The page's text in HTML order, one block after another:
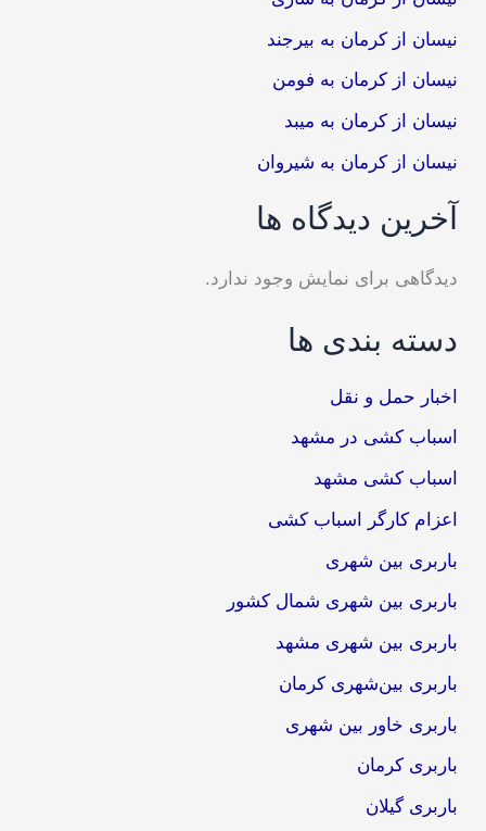
نیسان از کرمان به بیرجند
نیسان از کرمان به فومن
نیسان از کرمان به میبد
نیسان از کرمان به شیروان
آخرین دیدگاه ها
دیدگاهی برای نمایش وجود ندارد.
دسته بندی ها
اخبار حمل و نقل
اسباب کشی در مشهد
اسباب کشی مشهد
اعزام کارگر اسباب کشی
باربری بین شهری
باربری بین شهری شمال کشور
باربری بین شهری مشهد
باربری بین‌شهری کرمان
باربری خاور بین شهری
باربری کرمان
باربری گیلان